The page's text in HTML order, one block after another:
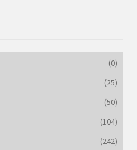
(0)
(25)
(50)
(104)
(242)